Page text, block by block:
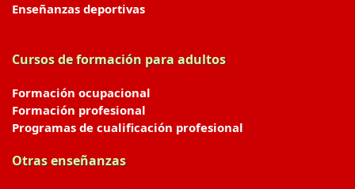
Enseñanzas deportivas
Cursos de formación para adultos
Formación ocupacional
Formación profesional
Programas de cualificación profesional
Otras enseñanzas